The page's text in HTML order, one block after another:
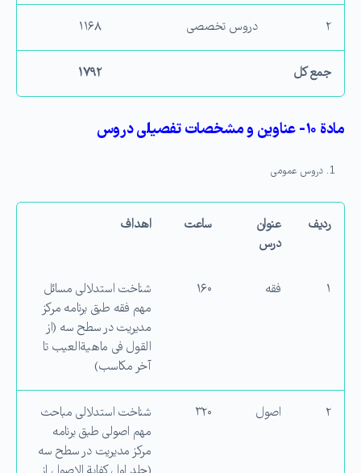
۲ دروس تخصصی ۱۱۶۸
جمع كل ۱۷۹۲
مادة ۱۰- عناوین و مشخصات تفصیلی دروس
دروس عمومی
ردیف
عنوان
درس
ساعت اهداف
۱ فقه ۱۶۰
شناخت استدلالی مسائل
مهم فقه طبق برنامه مركز
مدیریت در سطح سه (از
القول فی ماهیةالعیب تا
آخر مکاسب)
۲ اصول ۳۲۰
شناخت استدلالی مباحث
مهم اصولی طبق برنامه
مركز مدیریت در سطح سه